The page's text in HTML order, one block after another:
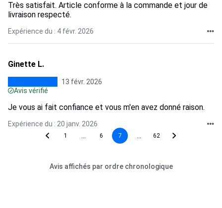
Très satisfait. Article conforme à la commande et jour de
livraison respecté.
Expérience du : 4 févr. 2026
Ginette L.
13 févr. 2026
Avis vérifié
Je vous ai fait confiance et vous m'en avez donné raison.
Expérience du : 20 janv. 2026
1 6 7 62
Avis affichés par ordre chronologique